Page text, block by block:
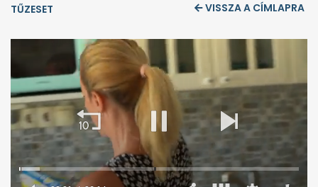
TŰZESET VISSZA A CÍMLAPRA